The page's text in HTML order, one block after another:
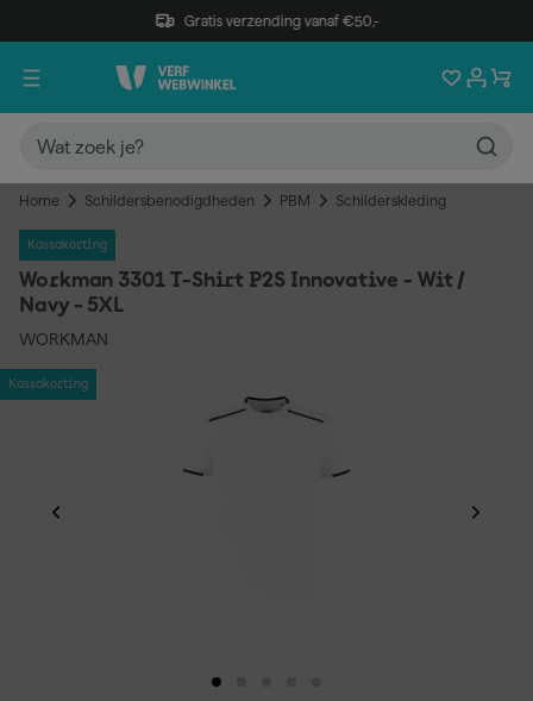
Gratis verzending vanaf €50,-
Home Schildersbenodigdheden PBM Schilderskleding
Kassakorting
Workman 3301 T-Shirt P2S Innovative - Wit /
Navy - 5XL
WORKMAN
Kassakorting